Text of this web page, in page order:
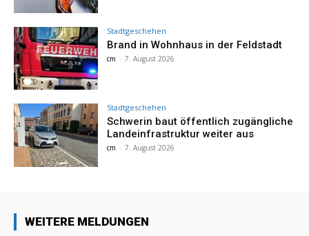
Stadtgeschehen
Brand in Wohnhaus in der Feldstadt
cm - 7. August 2026
Stadtgeschehen
Schwerin baut öffentlich zugängliche
Landeinfrastruktur weiter aus
cm - 7. August 2026
WEITERE MELDUNGEN